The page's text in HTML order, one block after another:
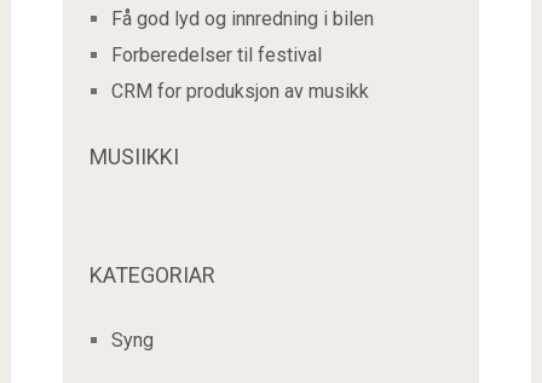
Få god lyd og innredning i bilen
Forberedelser til festival
CRM for produksjon av musikk
MUSIIKKI
KATEGORIAR
Syng